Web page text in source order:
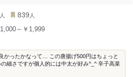
人 839 人
1,000～￥1,999
かったかなって… この唐揚げ500円はちょっと
の細さですが個人的には中太が好み^_^ 辛子高菜